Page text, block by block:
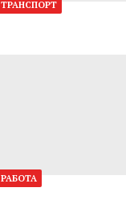
ТРАНСПОРТ
РАБОТА